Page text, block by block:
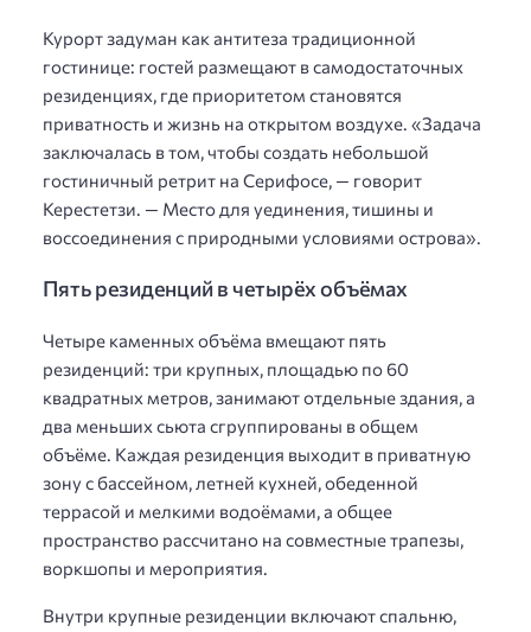
Курорт задуман как антитеза традиционной
гостинице: гостей размещают в самодостаточных
резиденциях, где приоритетом становятся
приватность и жизнь на открытом воздухе. «Задача
заключалась в том, чтобы создать небольшой
гостиничный ретрит на Серифосе, — говорит
Керестетзи. — Место для уединения, тишины и
воссоединения с природными условиями острова».
Пять резиденций в четырёх объёмах
Четыре каменных объёма вмещают пять
резиденций: три крупных, площадью по 60
квадратных метров, занимают отдельные здания, а
два меньших сьюта сгруппированы в общем
объёме. Каждая резиденция выходит в приватную
зону с бассейном, летней кухней, обеденной
террасой и мелкими водоёмами, а общее
пространство рассчитано на совместные трапезы,
воркшопы и мероприятия.
Внутри крупные резиденции включают спальню,